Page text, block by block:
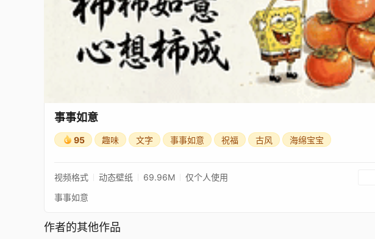
事事如意
95 趣味 文字 事事如意 祝福 古风 海绵宝宝
视频格式 动态壁纸 69.96M 仅个人使用
事事如意
作者的其他作品